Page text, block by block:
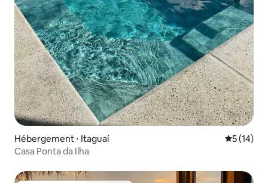
Hébergement ⋅ Itaguaí
5 (14)
Casa Ponta da Ilha